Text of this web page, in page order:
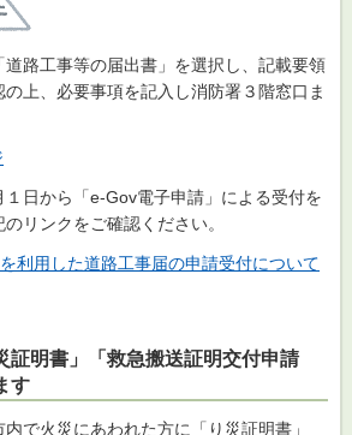
路工事等の届出書」を選択し、記載要領
上、必要事項を記入し消防署３階窓口ま
日から「e-Gov電子申請」による受付を
リンクをご確認ください。
利用した道路工事届の申請受付について
明書」「救急搬送証明交付申請
す
で火災にあわれた方に「り災証明書」